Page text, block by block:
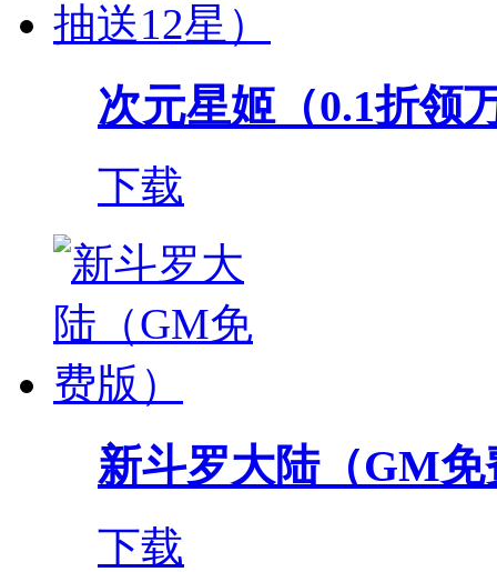
次元星姬（0.1折领
下载
新斗罗大陆（GM免
下载